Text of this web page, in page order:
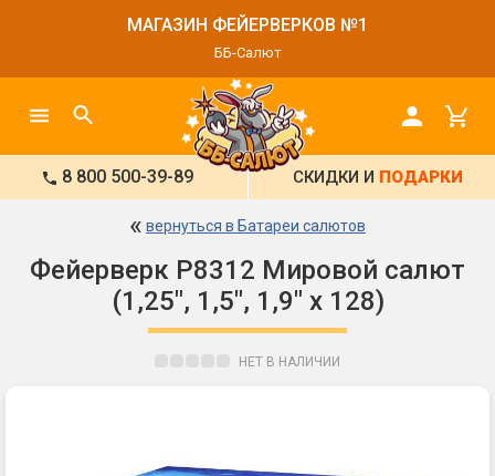
МАГАЗИН ФЕЙЕРВЕРКОВ №1
ББ-Салют
8 800 500-39-89 СКИДКИ И ПОДАРКИ
« вернуться в Батареи салютов
Фейерверк Р8312 Мировой салют
(1,25", 1,5", 1,9" х 128)
НЕТ В НАЛИЧИИ